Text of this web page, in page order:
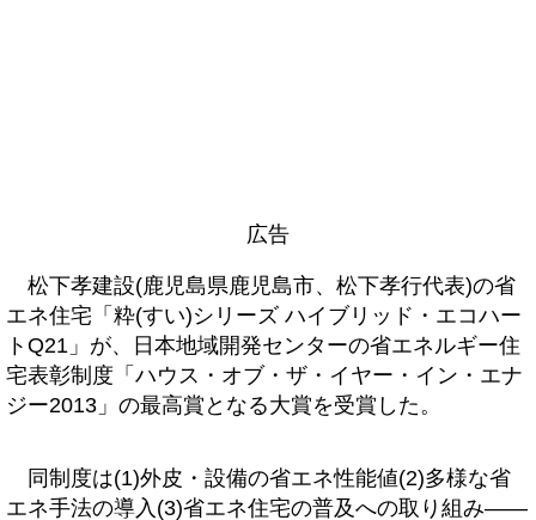
広告
松下孝建設(鹿児島県鹿児島市、松下孝行代表)の省
エネ住宅「粋(すい)シリーズ ハイブリッド・エコハー
トQ21」が、日本地域開発センターの省エネルギー住
宅表彰制度「ハウス・オブ・ザ・イヤー・イン・エナ
ジー2013」の最高賞となる大賞を受賞した。
同制度は(1)外皮・設備の省エネ性能値(2)多様な省
エネ手法の導入(3)省エネ住宅の普及への取り組み――